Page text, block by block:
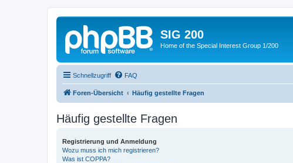
SIG 200
Home of the Special Interest Group 1/200
Schnellzugriff FAQ
Foren-Übersicht Häufig gestellte Fragen
Häufig gestellte Fragen
Registrierung und Anmeldung
Wozu muss ich mich registrieren?
Was ist COPPA?